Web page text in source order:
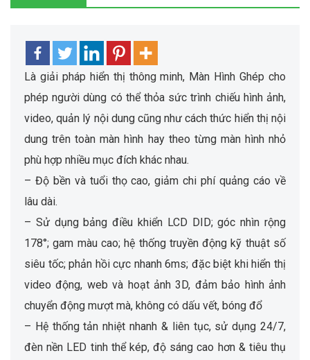
Là giải pháp hiển thị thông minh, Màn Hình Ghép cho
phép người dùng có thể thỏa sức trình chiếu hình ảnh,
video, quản lý nội dung cũng như cách thức hiển thị nội
dung trên toàn màn hình hay theo từng màn hình nhỏ
phù hợp nhiều mục đích khác nhau.
– Độ bền và tuổi thọ cao, giảm chi phí quảng cáo về
lâu dài.
– Sử dụng bảng điều khiển LCD DID; góc nhìn rộng
178°; gam màu cao; hệ thống truyền động kỹ thuật số
siêu tốc; phản hồi cực nhanh 6ms; đặc biệt khi hiển thị
video động, web và hoạt ảnh 3D, đảm bảo hình ảnh
chuyển động mượt mà, không có dấu vết, bóng đổ
– Hệ thống tản nhiệt nhanh & liên tục, sử dụng 24/7,
đèn nền LED tinh thể kép, độ sáng cao hơn & tiêu thụ